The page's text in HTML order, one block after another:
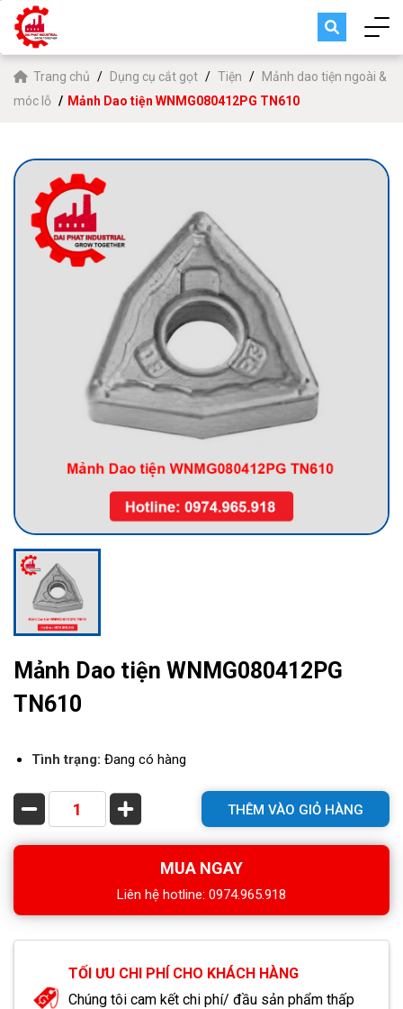
Trang chủ Dụng cụ cắt gọt Tiện
Mảnh dao tiện ngoài &
móc lỗ
Mảnh Dao tiện WNMG080412PG TN610
Mảnh Dao tiện WNMG080412PG
TN610
Tình trạng: Đang có hàng
THÊM VÀO GIỎ HÀNG
MUA NGAY
Liên hệ hotline: 0974.965.918
TỐI ƯU CHI PHÍ CHO KHÁCH HÀNG
Chúng tôi cam kết chi phí/ đầu sản phẩm thấp